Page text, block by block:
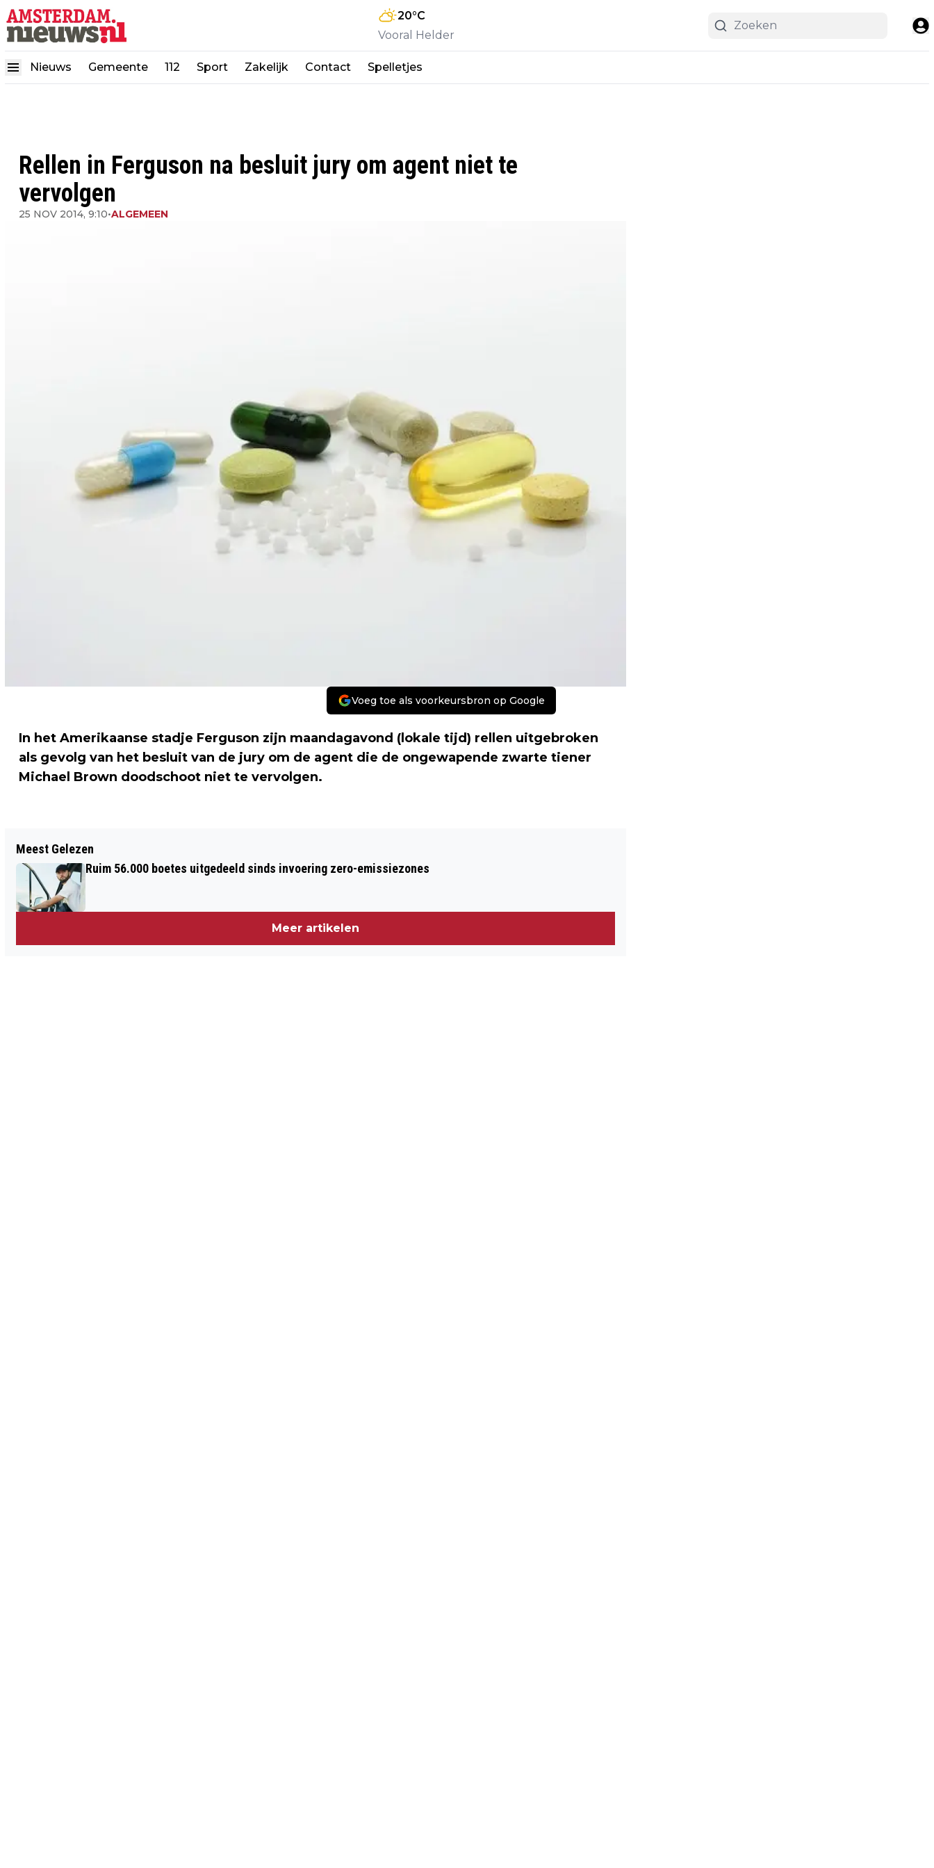
20°C
Vooral Helder
Nieuws Gemeente 112 Sport Zakelijk Contact Spelletjes
Rellen in Ferguson na besluit jury om agent niet te
vervolgen
25 NOV 2014, 9:10•ALGEMEEN
Voeg toe als voorkeursbron op Google
In het Amerikaanse stadje Ferguson zijn maandagavond (lokale tijd) rellen uitgebroken
als gevolg van het besluit van de jury om de agent die de ongewapende zwarte tiener
Michael Brown doodschoot niet te vervolgen.
DEZE TIEN WOORDEN STRIJDEN OM
WOORD VAN HET JAAR
OM AGENT NIET TE VERVOLGEN
Meest Gelezen
Ruim 56.000 boetes uitgedeeld sinds invoering zero-emissiezones
Meer artikelen